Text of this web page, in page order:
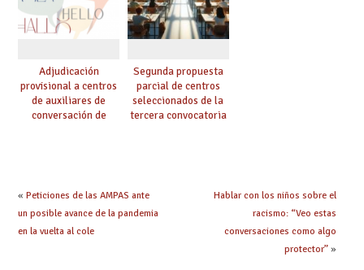
Adjudicación
provisional a centros
de auxiliares de
conversación de
Segunda propuesta
parcial de centros
seleccionados de la
tercera convocatoria
« Peticiones de las AMPAS ante
un posible avance de la pandemia
en la vuelta al cole
Hablar con los niños sobre el
racismo: “Veo estas
conversaciones como algo
protector”»